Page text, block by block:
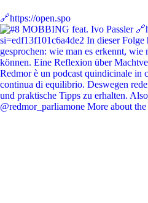
🔗https://open.spo